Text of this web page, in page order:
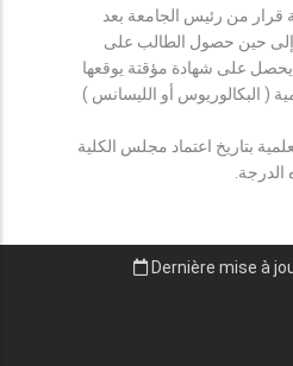
قرار من رئيس الجامعة بعد
حين حصول الطالب على
يحصل على شهادة مؤقتة يوقعها
( البكالوريوس أو الليسانس )
بتاريخ اعتماد مجلس الكلية
الدرجة.
Dernière mise à